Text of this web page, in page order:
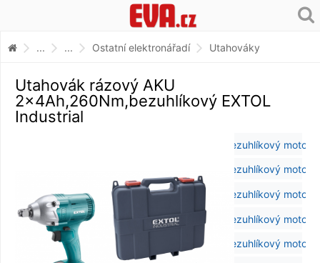
... ... Ostatní elektronářadí Utahováky
Utahovák rázový AKU
2x4Ah,260Nm,bezuhlíkový EXTOL
Industrial